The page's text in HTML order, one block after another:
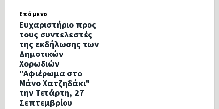
Επόμενο
Ευχαριστήριο προς
τους συντελεστές
της εκδήλωσης των
Δημοτικών
Χορωδιών
"Αφιέρωμα στο
Μάνο Χατζηδάκι"
την Τετάρτη, 27
Σεπτεμβρίου